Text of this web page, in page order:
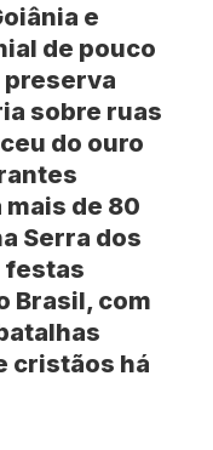
e
de pouco
preserva
sobre ruas
do ouro
mais de 80
Serra dos
festas
Brasil, com
cristãos há